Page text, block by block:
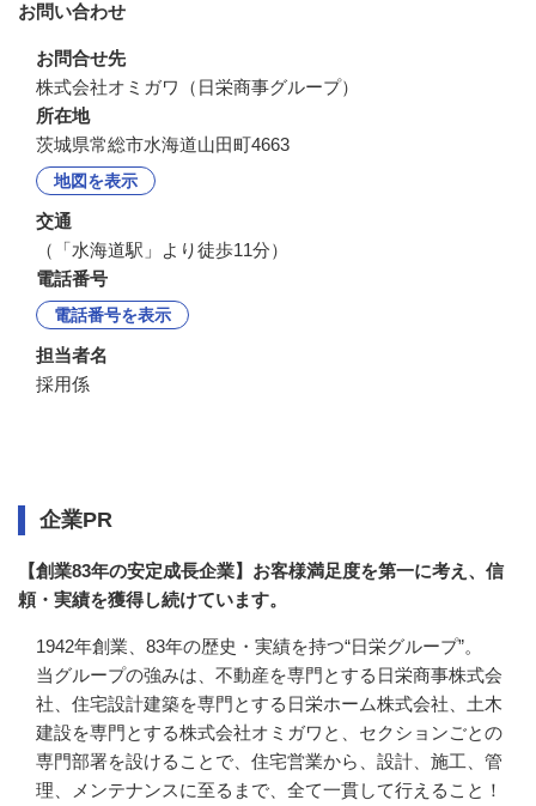
お問い合わせ
お問合せ先
株式会社オミガワ（日栄商事グループ）
所在地
茨城県常総市水海道山田町4663
地図を表示
交通
（「水海道駅」より徒歩11分）
電話番号
電話番号を表示
担当者名
採用係
企業PR
【創業83年の安定成長企業】お客様満足度を第一に考え、信
頼・実績を獲得し続けています。
1942年創業、83年の歴史・実績を持つ“日栄グループ”。
当グループの強みは、不動産を専門とする日栄商事株式会
社、住宅設計建築を専門とする日栄ホーム株式会社、土木
建設を専門とする株式会社オミガワと、セクションごとの
専門部署を設けることで、住宅営業から、設計、施工、管
理、メンテナンスに至るまで、全て一貫して行えること！